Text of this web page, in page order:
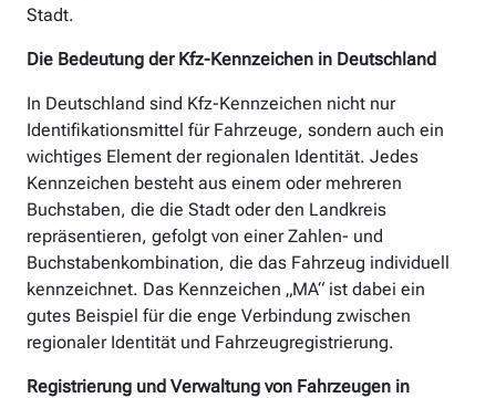
Stadt.
Die Bedeutung der Kfz-Kennzeichen in Deutschland
In Deutschland sind Kfz-Kennzeichen nicht nur
Identifikationsmittel für Fahrzeuge, sondern auch ein
wichtiges Element der regionalen Identität. Jedes
Kennzeichen besteht aus einem oder mehreren
Buchstaben, die die Stadt oder den Landkreis
repräsentieren, gefolgt von einer Zahlen- und
Buchstabenkombination, die das Fahrzeug individuell
kennzeichnet. Das Kennzeichen „MA“ ist dabei ein
gutes Beispiel für die enge Verbindung zwischen
regionaler Identität und Fahrzeugregistrierung.
Registrierung und Verwaltung von Fahrzeugen in